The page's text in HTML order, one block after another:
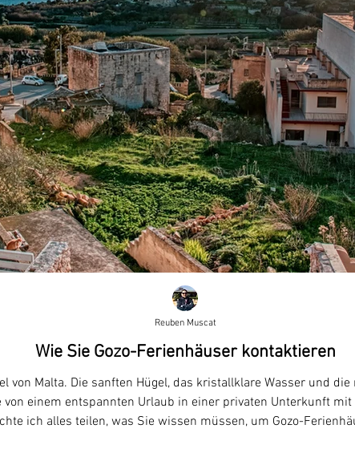
Wie Sie Gozo-Ferienhäuser kontaktieren
von Malta. Die sanften Hügel, das kristallklare Wasser und
einem entspannten Urlaub in einer privaten Unterkunft mit
ich alles teilen, was Sie wissen müssen, um Gozo-
Reuben Muscat